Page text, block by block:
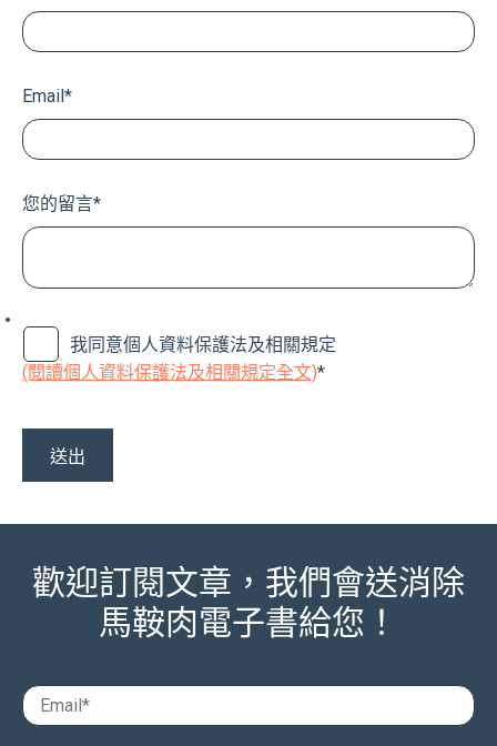
Email*
您的留言*
我同意個人資料保護法及相關規定
(閱讀個人資料保護法及相關規定全文)*
歡迎訂閱文章，我們會送消除
馬鞍肉電子書給您！